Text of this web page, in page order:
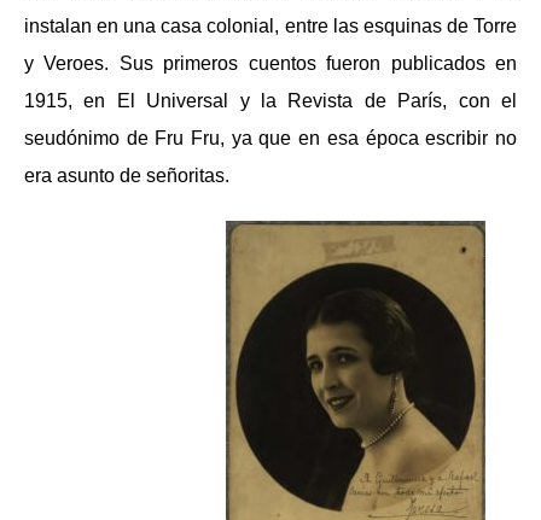
instalan en una casa colonial, entre las esquinas de Torre
y Veroes. Sus primeros cuentos fueron publicados en
1915, en El Universal y la Revista de París, con el
seudónimo de Fru Fru, ya que en esa época escribir no
era asunto de señoritas.